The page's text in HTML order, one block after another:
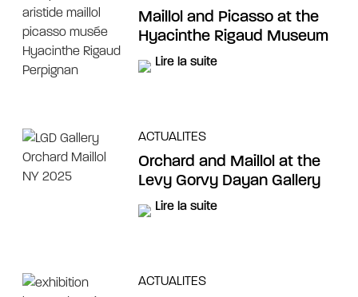
Maillol and Picasso at the
Hyacinthe Rigaud Museum
Lire la suite
ACTUALITES
Orchard and Maillol at the
Levy Gorvy Dayan Gallery
Lire la suite
ACTUALITES